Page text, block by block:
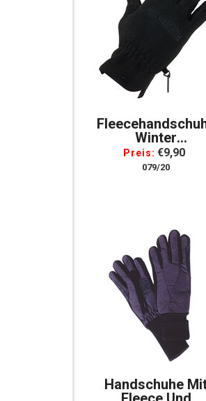
Winter
Reithandschuhe
Zügelverstärkung
Preis: €9,90
079/20
Handschuhe